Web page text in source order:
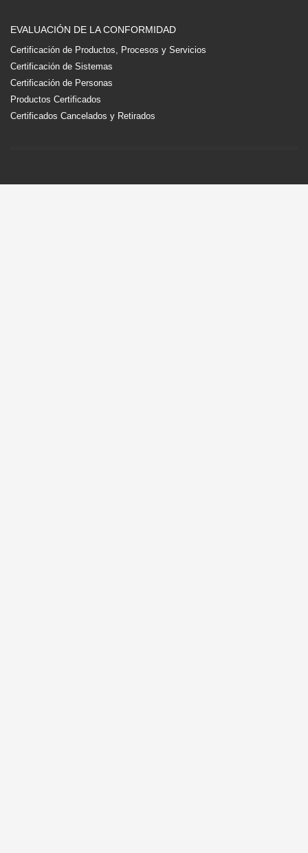
EVALUACIÓN DE LA CONFORMIDAD
Certificación de Productos, Procesos y Servicios
Certificación de Sistemas
Certificación de Personas
Productos Certificados
Certificados Cancelados y Retirados